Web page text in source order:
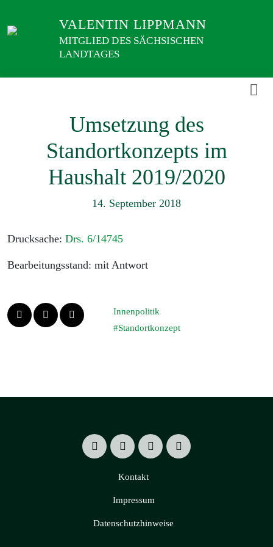
zum
VALENTIN LIPPMANN
MITGLIED DES SÄCHSISCHEN
LANDTAGES
Umsetzung des
Standortkonzepts im
Haushalt 2019/2020
14. September 2018
Drucksache: Drs. 6/14745
Bearbeitungsstand: mit Antwort
Innenpolitik
Standortkonzept
Kontakt
Impressum
Datenschutzhinweise